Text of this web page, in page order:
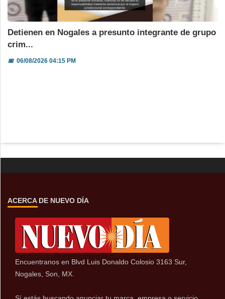
Detienen en Nogales a presunto integrante de grupo
crim...
📅06/08/2026 04:15 PM
ACERCA DE NUEVO DÍA
Encuentranos en Blvd Luis Donaldo Colosio 3163 Sur,
Nogales, Son, MX.